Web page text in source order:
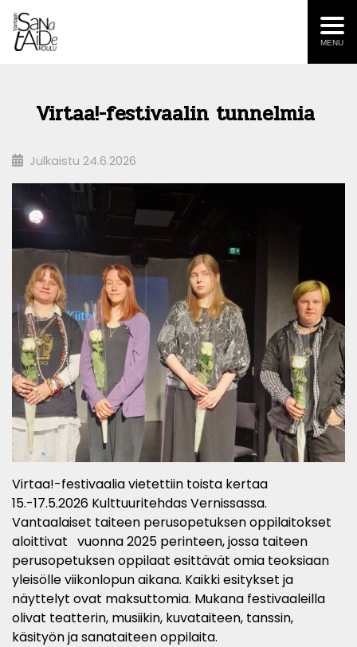
MENU
Virtaa!-festivaalin tunnelmia
Julkaistu 24.6.2026
Virtaa!-festivaalia vietettiin toista kertaa
15.-17.5.2026 Kulttuuritehdas Vernissassa.
Vantaalaiset taiteen perusopetuksen oppilaitokset
aloittivat vuonna 2025 perinteen, jossa taiteen
perusopetuksen oppilaat esittävät omia teoksiaan
yleisölle viikonlopun aikana. Kaikki esitykset ja
näyttelyt ovat maksuttomia. Mukana festivaaleilla
olivat teatterin, musiikin, kuvataiteen, tanssin,
käsityön ja sanataiteen oppilaita.